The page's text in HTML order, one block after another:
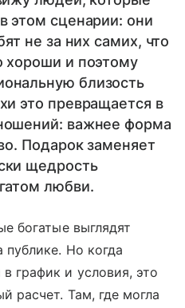
этом сценарии: они
не за них самих, что
хороши и поэтому
близость
это превращается в
важнее форма
Подарок заменяет
щедрость
любви.
богатые выглядят
Но когда
график и условия, это
расчет. Там, где могла